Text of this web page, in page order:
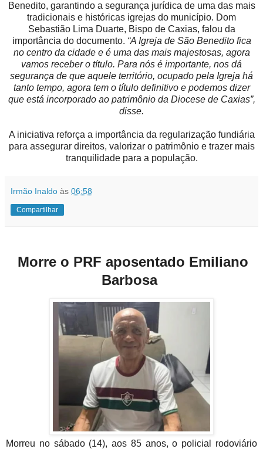
Benedito, garantindo a segurança jurídica de uma das mais
tradicionais e históricas igrejas do município. Dom
Sebastião Lima Duarte, Bispo de Caxias, falou da
importância do documento. “A Igreja de São Benedito fica
no centro da cidade e é uma das mais majestosas, agora
vamos receber o título. Para nós é importante, nos dá
segurança de que aquele território, ocupado pela Igreja há
tanto tempo, agora tem o título definitivo e podemos dizer
que está incorporado ao patrimônio da Diocese de Caxias”,
disse.
A iniciativa reforça a importância da regularização fundiária
para assegurar direitos, valorizar o patrimônio e trazer mais
tranquilidade para a população.
Irmão Inaldo às 06:58
Compartilhar
Morre o PRF aposentado Emiliano
Barbosa
Morreu no sábado (14), aos 85 anos, o policial rodoviário